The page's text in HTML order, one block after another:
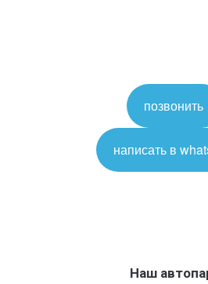
позвонить
написать в
Наш